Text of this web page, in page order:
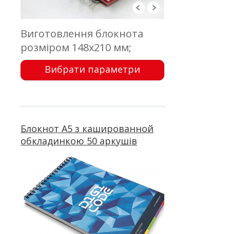
Виготовлення блокнота
розміром 148х210 мм;
обкладинка - палітурний
картон, кашировка; блок -
Вибрати параметри
Блокнот А5 з кашированной
обкладинкою 50 аркушів